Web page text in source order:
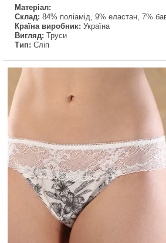
Матеріал:
Склад: 84% поліамід, 9% еластан, 7%
Країна виробник: Україна
Вигляд: Труси
Тип: Сліп